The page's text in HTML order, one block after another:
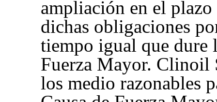
ampliación en el
dichas obligaciones
tiempo igual que dure
Fuerza Mayor. Clinoil
los medio razonables